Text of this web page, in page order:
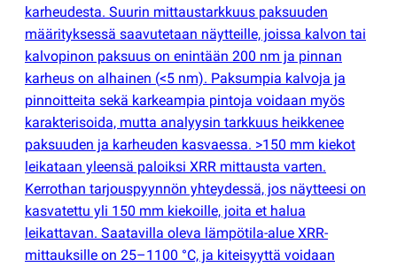
karheudesta. Suurin mittaustarkkuus paksuuden
määrityksessä saavutetaan näytteille, joissa kalvon tai
kalvopinon paksuus on enintään 200 nm ja pinnan
karheus on alhainen (<5 nm). Paksumpia kalvoja ja
pinnoitteita sekä karkeampia pintoja voidaan myös
karakterisoida, mutta analyysin tarkkuus heikkenee
paksuuden ja karheuden kasvaessa. >150 mm kiekot
leikataan yleensä paloiksi XRR mittausta varten.
Kerrothan tarjouspyynnön yhteydessä, jos näytteesi on
kasvatettu yli 150 mm kiekoille, joita et halua
leikattavan. Saatavilla oleva lämpötila-alue XRR-
mittauksille on 25–1100 °C, ja kiteisyyttä voidaan